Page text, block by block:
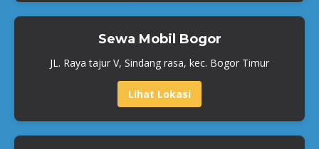
Sewa Mobil Bogor
JL. Raya tajur V, Sindang rasa, kec. Bogor Timur
Lihat Lokasi